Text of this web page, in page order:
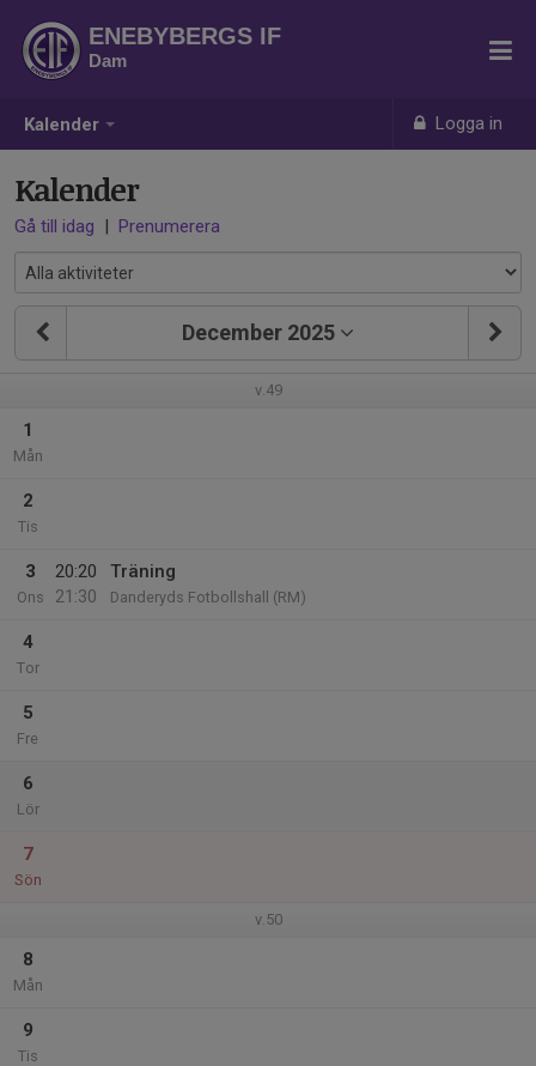
Kalender Logga in
ENEBYBERGS IF
Dam
Kalender
Gå till idag | Prenumerera
December 2025
v.49
1
Mån
2
Tis
3
Ons
20:20
21:30
Träning
Danderyds Fotbollshall (RM)
4
Tor
5
Fre
6
Lör
7
Sön
v.50
8
Mån
9
Tis